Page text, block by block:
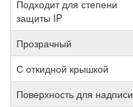
Подходит для степени
защиты IP
Прозрачный
С откидной крышкой
Поверхность для надписи